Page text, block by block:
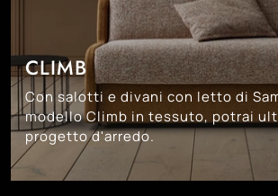
CLIMB
Con salotti e divani con letto di
modello Climb in tessuto, potrai
progetto d'arredo.